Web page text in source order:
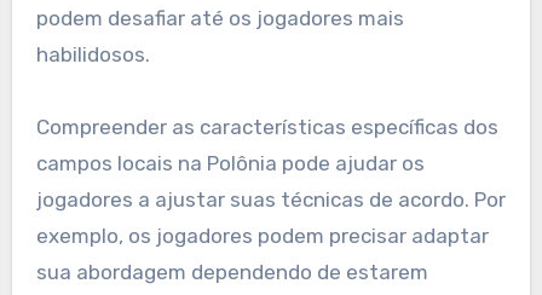
podem desafiar até os jogadores mais
habilidosos.
Compreender as características específicas dos
campos locais na Polônia pode ajudar os
jogadores a ajustar suas técnicas de acordo. Por
exemplo, os jogadores podem precisar adaptar
sua abordagem dependendo de estarem